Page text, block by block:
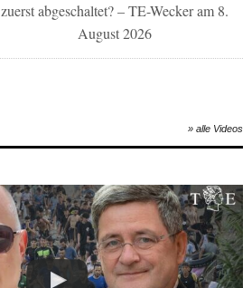
zuerst abgeschaltet? – TE-Wecker am 8.
August 2026
» alle Videos